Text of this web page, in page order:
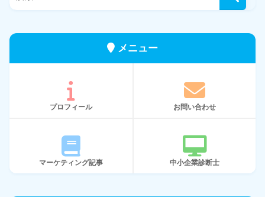
メニュー
プロフィール お問い合わせ
マーケティング記事 中小企業診断士